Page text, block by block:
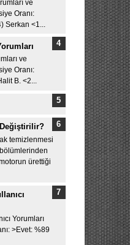
ve
Oranı:
<1...
ve
Oranı:
B. <2...
temizlenmesi
bölümlerinden
ürettiği
Yorumları
>Evet: %89